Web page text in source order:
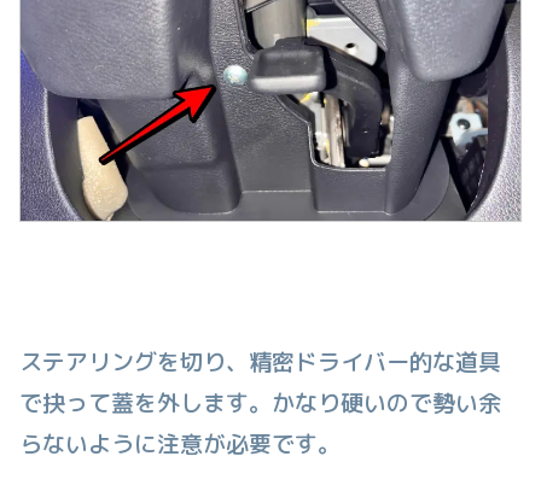
ステアリングを切り、精密ドライバー的な道具
で抉って蓋を外します。かなり硬いので勢い余
らないように注意が必要です。